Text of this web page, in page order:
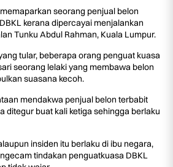
seorang penjual belon
kerana dipercayai menjalankan
Tunku Abdul Rahman, Kuala Lumpur.
tular, beberapa orang penguat kuasa
seorang lelaki yang membawa belon
suasana kecoh.
mendakwa penjual belon terbabit
ditegur buat kali ketiga sehingga berlaku
insiden itu berlaku di ibu negara,
tindakan penguatkuasa DBKL